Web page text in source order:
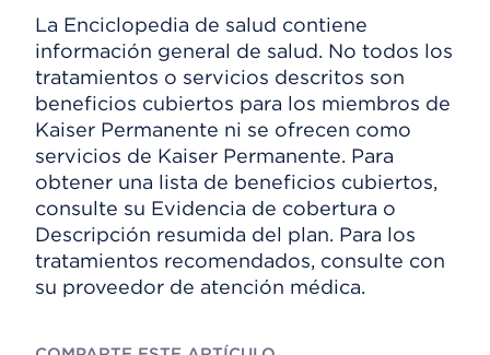
La Enciclopedia de salud contiene
información general de salud. No todos los
tratamientos o servicios descritos son
beneficios cubiertos para los miembros de
Kaiser Permanente ni se ofrecen como
servicios de Kaiser Permanente. Para
obtener una lista de beneficios cubiertos,
consulte su Evidencia de cobertura o
Descripción resumida del plan. Para los
tratamientos recomendados, consulte con
su proveedor de atención médica.